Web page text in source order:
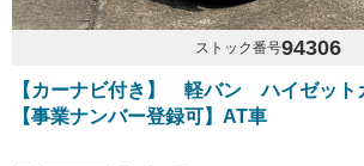
ストック番号94306
【カーナビ付き】 軽バン ハイゼット
【事業ナンバー登録可】AT車